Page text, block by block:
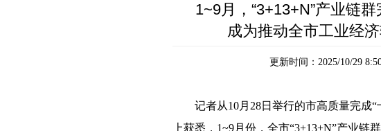
1~9月，“3+13+N”产业链
成为推动全市工业经
更新时间：2025/10/29
记者从10月28日举行的市高质量完成“
上获悉，1~9月份，全市“3+13+N”产业链